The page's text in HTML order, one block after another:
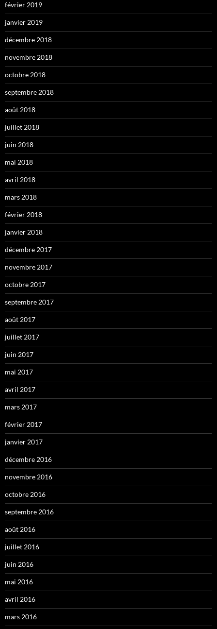
février 2019
janvier 2019
décembre 2018
novembre 2018
octobre 2018
septembre 2018
août 2018
juillet 2018
juin 2018
mai 2018
avril 2018
mars 2018
février 2018
janvier 2018
décembre 2017
novembre 2017
octobre 2017
septembre 2017
août 2017
juillet 2017
juin 2017
mai 2017
avril 2017
mars 2017
février 2017
janvier 2017
décembre 2016
novembre 2016
octobre 2016
septembre 2016
août 2016
juillet 2016
juin 2016
mai 2016
avril 2016
mars 2016